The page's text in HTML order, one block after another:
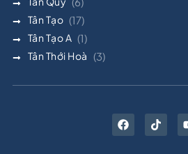
Tân Tạo (17)
Tân Tạo A (1)
Tân Thới Hoà (3)